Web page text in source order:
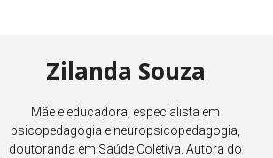
Zilanda Souza
Mãe e educadora, especialista em
psicopedagogia e neuropsicopedagogia,
doutoranda em Saúde Coletiva. Autora do